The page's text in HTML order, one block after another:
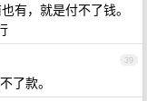
有，就是付不了钱。
39
了款。